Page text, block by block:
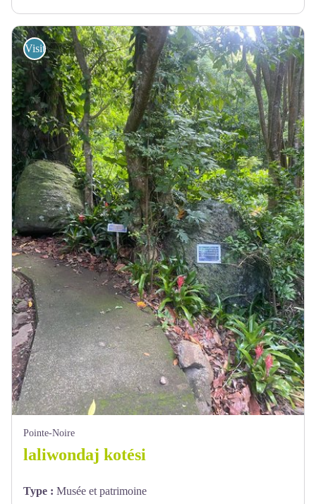
Visites de sites "Esprit Parc"
Pointe-Noire
laliwondaj kotési
Type : Musée et patrimoine